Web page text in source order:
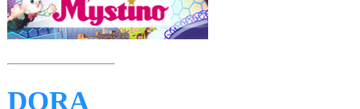
DORA